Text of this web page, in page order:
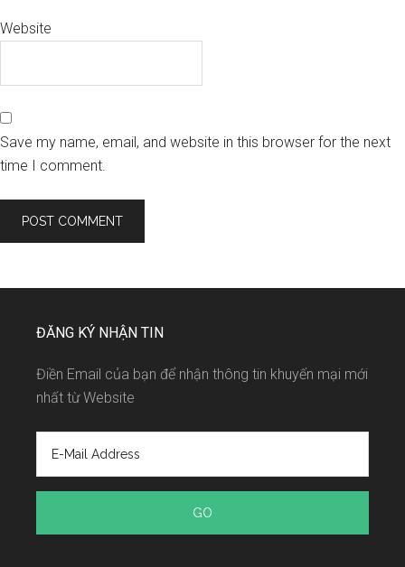
Website
Save my name, email, and website in this browser for the next
time I comment.
ĐĂNG KÝ NHẬN TIN
Điền Email của bạn để nhận thông tin khuyến mại mới
nhất từ Website